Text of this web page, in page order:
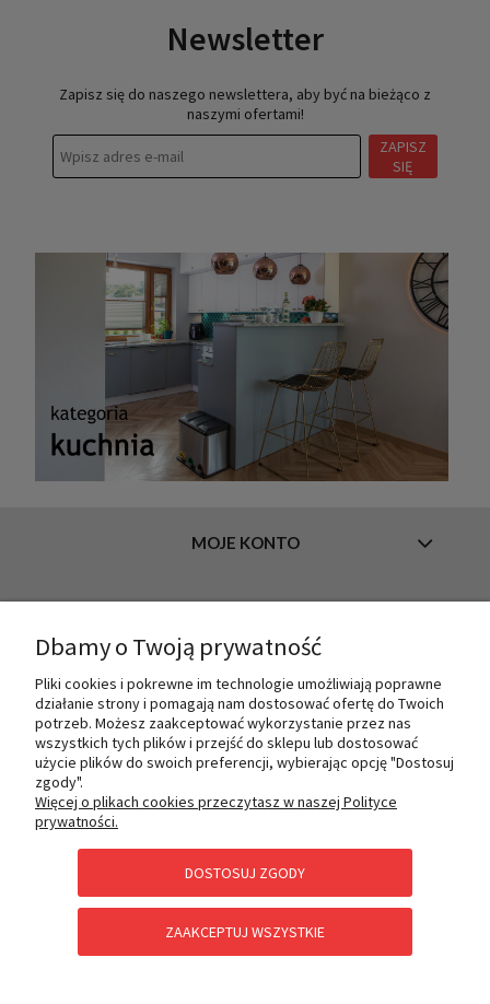
Newsletter
Zapisz się do naszego newslettera, aby być na bieżąco z
naszymi ofertami!
ZAPISZ
SIĘ
MOJE KONTO
O NAS
PŁATNOŚCI I DOSTAWA
POMOC
Dbamy o Twoją prywatność
Pliki cookies i pokrewne im technologie umożliwiają poprawne
działanie strony i pomagają nam dostosować ofertę do Twoich
potrzeb. Możesz zaakceptować wykorzystanie przez nas
wszystkich tych plików i przejść do sklepu lub dostosować
użycie plików do swoich preferencji, wybierając opcję "Dostosuj
zgody".
Więcej o plikach cookies przeczytasz w naszej Polityce
prywatności.
DOSTOSUJ ZGODY
ZAAKCEPTUJ WSZYSTKIE